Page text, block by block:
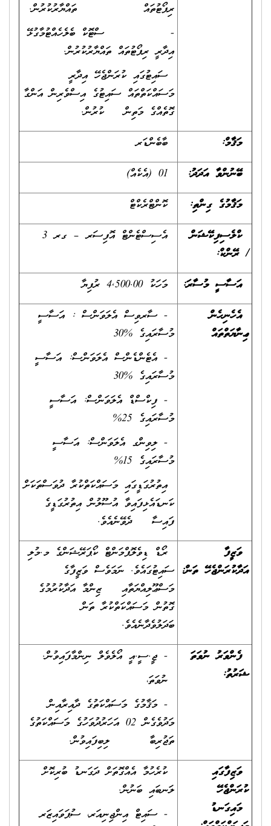
ރިޕޯޓުތައް ތައްޔާރުކުރުން.
- ސްޓޮކް ބެލެހެއްޓުމާގުޅޭ
އިދާރީ ރިޕޯޓުތައް ތައްޔާރުކުރުން.
ސައިޓުގައި ކުރަންޖެހޭ އިދާރީ
މަސައްކަތްތައް ސައިޓުގެ އިސްވެރިން އަންގާ
ގޮތެއްގެ މަތިން ކުރުން.
މަޤާމް:
ބާބެންޑަރ
ބޭނުންވާ އަދަދު:
މަޤާމުގެ ގިންތި:
ކޮންޓްރެކްޓް
ކްލެސިފިކޭޝަން
/ރޭންކް:
އެސިސްޓެންޓް އޮފިސަރ – ގރ 3
އަސާސީ މުސާރަ:
މަހަކު 4,500.00 ރުފިޔާ
އެހެނިހެން
ޢިނާޔަތްތައް
- ސާރވިސް އެލަވަންސް : އަސާސީ
މުސާރައިގެ %30
- އެޓެންޑެންސް އެލަވަންސް: އަސާސީ
މުސާރައިގެ %30
- ފިކްސްޑް އެލަވަންސް: އަސާސީ
މުސާރައިގެ 25%
- ލިވިންގ އެލަވަންސް: އަސާސީ
މުސާރައިގެ 15%
އިތުރުގަޑީގައި މަސައްކަތްކުރާ ދުވަސްތަކަށް
ކަނޑައެޅިފައިވާ އުސޫލުން އިތުރުގަޑީގެ
ފައިސާ ދެވޭނެއެވެ.
ވަޒީފާ
އަދާކުރަންޖެހޭ ތަން:
ރޯޑް ޑިވެލޮޕްމަންޓް ކޯޕަރޭޝަންގެ މ.މުލި
ސައިޓުގައެވެ. ނަމަވެސް ވަޒީފާގެ
މަސްޢޫލިއްޔަތާއި ޒިންމާ އަދާކުރުމުގެ
ގޮތުން މަސައްކަތްކުރާ ތަން
ބަދަލުވެދާނެއެވެ.
ފެންވަރު ނުވަތަ
ޝަރުތު:
- ޖީ.ސީ.އީ އޯލެވެލް ނިންމާފައިވުން.
ނުވަތަ،
- މަޤާމުގެ މަސައްކަތުގެ ދާއިރާއިން
މަދުވެގެން 02 އަހަރުދުވަހުގެ މަސައްކަތުގެ
ތަޖުރިބާ ލިބިފައިވުން.
ވަޒިފާގައި
ކުރަންޖެހޭ
މައިގަނޑު
ކުރެހުމާ އެއްގޮތަށް ދަގަނޑު ބުރިކޮށް
ލަނބައި ބަނުން.
- ސައިޓް އިންޖިނިއަރ، ސުޕަވައިޒަރ